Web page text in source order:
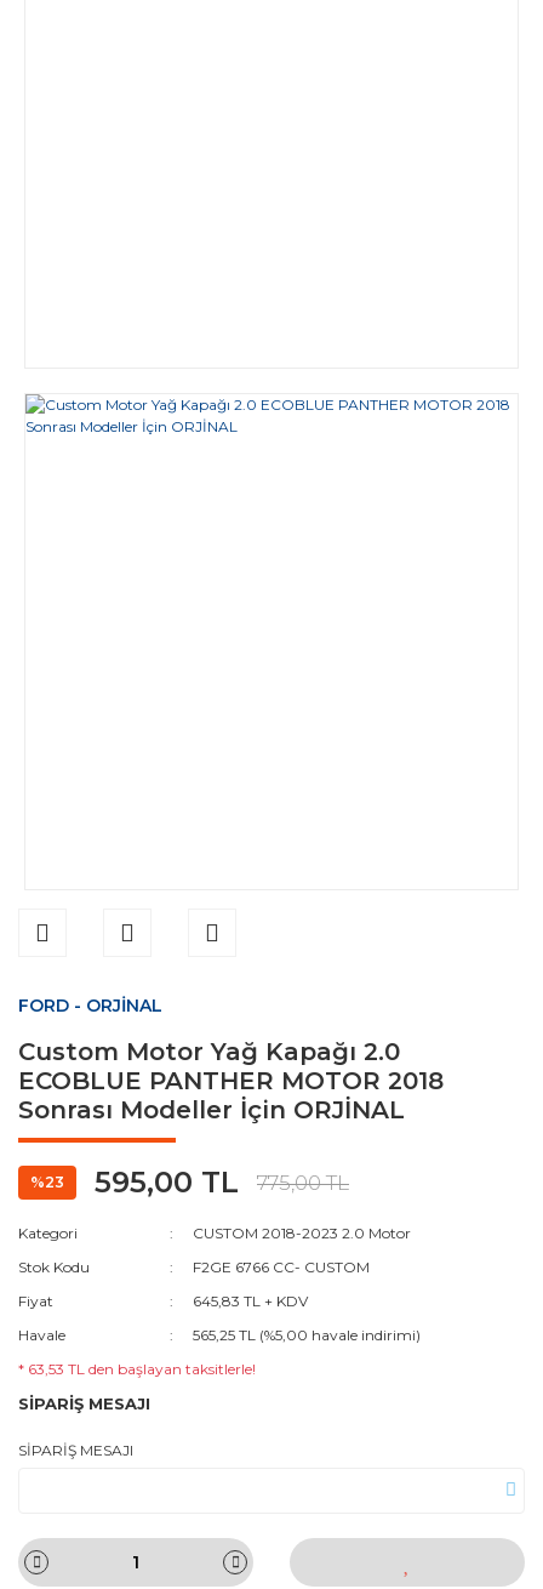
FORD - ORJİNAL
Custom Motor Yağ Kapağı 2.0
ECOBLUE PANTHER MOTOR 2018
Sonrası Modeller İçin ORJİNAL
%23 595,00 TL 775,00 TL
Kategori
CUSTOM 2018-2023 2.0 Motor
Stok Kodu
F2GE 6766 CC- CUSTOM
Fiyat
645,83 TL + KDV
Havale
565,25 TL (%5,00 havale indirimi)
* 63,53 TL den başlayan taksitlerle!
SİPARİŞ MESAJI
SİPARİŞ MESAJI